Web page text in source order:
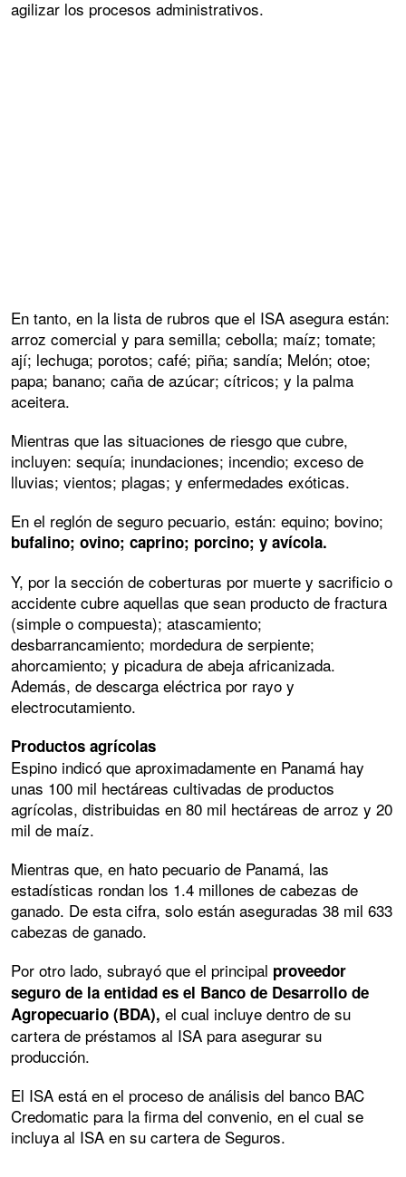
agilizar los procesos administrativos.
En tanto, en la lista de rubros que el ISA asegura están:
arroz comercial y para semilla; cebolla; maíz; tomate;
ají; lechuga; porotos; café; piña; sandía; Melón; otoe;
papa; banano; caña de azúcar; cítricos; y la palma
aceitera.
Mientras que las situaciones de riesgo que cubre,
incluyen: sequía; inundaciones; incendio; exceso de
lluvias; vientos; plagas; y enfermedades exóticas.
En el reglón de seguro pecuario, están: equino; bovino;
bufalino; ovino; caprino; porcino; y avícola.
Y, por la sección de coberturas por muerte y sacrificio o
accidente cubre aquellas que sean producto de fractura
(simple o compuesta); atascamiento;
desbarrancamiento; mordedura de serpiente;
ahorcamiento; y picadura de abeja africanizada.
Además, de descarga eléctrica por rayo y
electrocutamiento.
Productos agrícolas
Espino indicó que aproximadamente en Panamá hay
unas 100 mil hectáreas cultivadas de productos
agrícolas, distribuidas en 80 mil hectáreas de arroz y 20
mil de maíz.
Mientras que, en hato pecuario de Panamá, las
estadísticas rondan los 1.4 millones de cabezas de
ganado. De esta cifra, solo están aseguradas 38 mil 633
cabezas de ganado.
Por otro lado, subrayó que el principal proveedor
seguro de la entidad es el Banco de Desarrollo de
Agropecuario (BDA), el cual incluye dentro de su
cartera de préstamos al ISA para asegurar su
producción.
El ISA está en el proceso de análisis del banco BAC
Credomatic para la firma del convenio, en el cual se
incluya al ISA en su cartera de Seguros.